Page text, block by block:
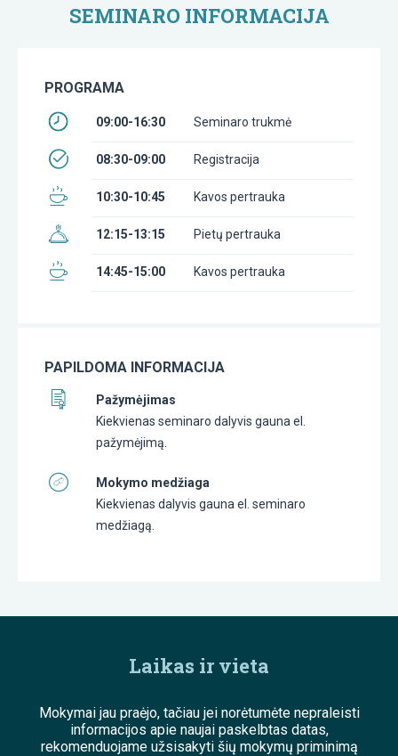
SEMINARO INFORMACIJA
PROGRAMA
09:00-16:30 Seminaro trukmė
08:30-09:00 Registracija
10:30-10:45 Kavos pertrauka
12:15-13:15 Pietų pertrauka
14:45-15:00 Kavos pertrauka
PAPILDOMA INFORMACIJA
Pažymėjimas
Kiekvienas seminaro dalyvis gauna el.
pažymėjimą.
Mokymo medžiaga
Kiekvienas dalyvis gauna el. seminaro
medžiagą.
Laikas ir vieta
Mokymai jau praėjo, tačiau jei norėtumėte nepraleisti
informacijos apie naujai paskelbtas datas,
rekomenduojame užsisakyti šių mokymų priminimą